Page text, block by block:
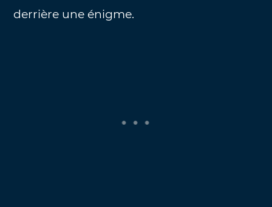
derrière une énigme.